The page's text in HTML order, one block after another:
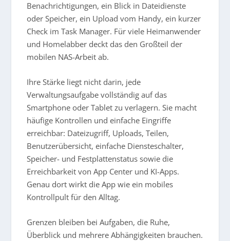
Benachrichtigungen, ein Blick in Dateidienste
oder Speicher, ein Upload vom Handy, ein kurzer
Check im Task Manager. Für viele Heimanwender
und Homelabber deckt das den Großteil der
mobilen NAS-Arbeit ab.
Ihre Stärke liegt nicht darin, jede
Verwaltungsaufgabe vollständig auf das
Smartphone oder Tablet zu verlagern. Sie macht
häufige Kontrollen und einfache Eingriffe
erreichbar: Dateizugriff, Uploads, Teilen,
Benutzerübersicht, einfache Diensteschalter,
Speicher- und Festplattenstatus sowie die
Erreichbarkeit von App Center und KI-Apps.
Genau dort wirkt die App wie ein mobiles
Kontrollpult für den Alltag.
Grenzen bleiben bei Aufgaben, die Ruhe,
Überblick und mehrere Abhängigkeiten brauchen.